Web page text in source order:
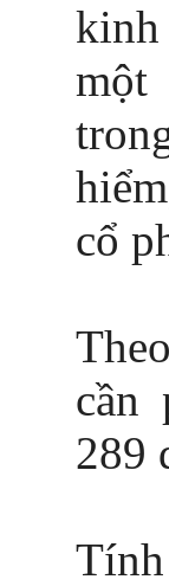
kinh
một
cổ
cần
289